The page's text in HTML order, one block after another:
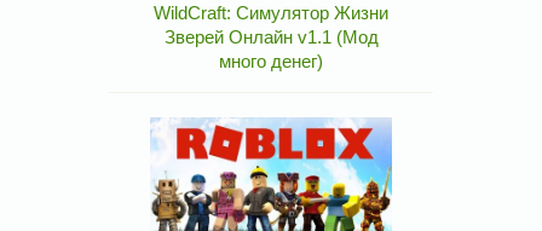
WildCraft: Симулятор Жизни
Зверей Онлайн v1.1 (Мод
много денег)